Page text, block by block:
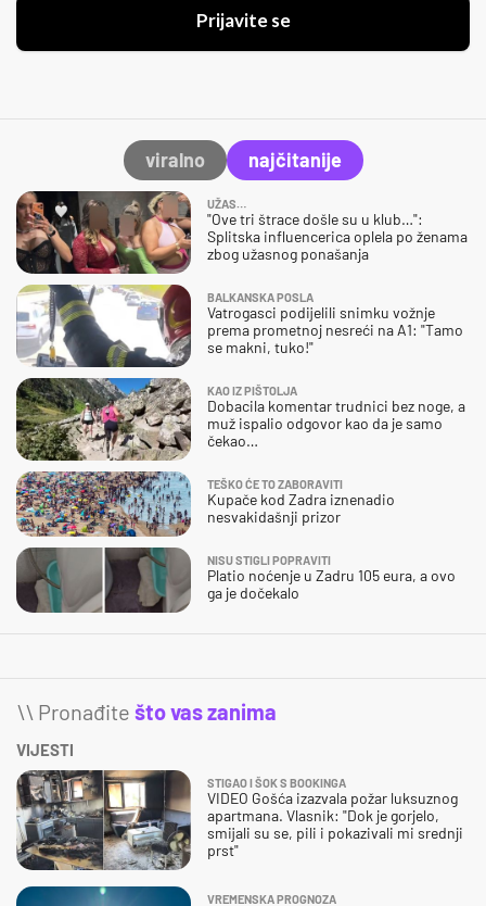
Prijavite se
viralno najčitanije
UŽAS…
"Ove tri štrace došle su u klub…":
Splitska influencerica oplela po ženama
zbog užasnog ponašanja
BALKANSKA POSLA
Vatrogasci podijelili snimku vožnje
prema prometnoj nesreći na A1: "Tamo
se makni, tuko!"
KAO IZ PIŠTOLJA
Dobacila komentar trudnici bez noge, a
muž ispalio odgovor kao da je samo
čekao…
TEŠKO ĆE TO ZABORAVITI
Kupače kod Zadra iznenadio
nesvakidašnji prizor
NISU STIGLI POPRAVITI
Platio noćenje u Zadru 105 eura, a ovo
ga je dočekalo
\\ Pronađite što vas zanima
VIJESTI
STIGAO I ŠOK S BOOKINGA
VIDEO Gošća izazvala požar luksuznog
apartmana. Vlasnik: "Dok je gorjelo,
smijali su se, pili i pokazivali mi srednji
prst"
VREMENSKA PROGNOZA